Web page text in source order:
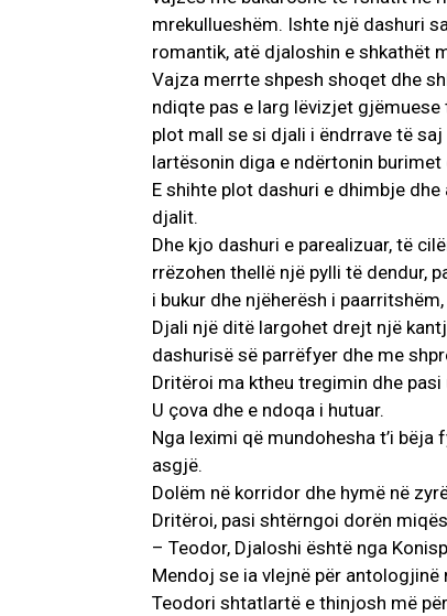
mrekullueshëm. Ishte një dashuri
romantik, atë djaloshin e shkathët
Vajza merrte shpesh shoqet dhe
ndiqte pas e larg lëvizjet
plot mall se si djali i ëndrrave të
lartësonin diga e ndërtonin
E shihte plot dashuri e dhimbje
djalit.
Dhe kjo dashuri e parealizuar, të
rrëzohen thellë një pylli të dendur,
i bukur dhe njëherësh i
Djali një ditë largohet drejt një
dashurisë së parrëfyer dhe me
Dritëroi ma ktheu tregimin dhe
U çova dhe e ndoqa i hutuar.
Nga leximi që mundohesha t’i
asgjë.
Dolëm në korridor dhe hymë në
Dritëroi, pasi shtërngoi dorën
– Teodor, Djaloshi është nga
Mendoj se ia vlejnë për
Teodori shtatlartë e thinjosh më